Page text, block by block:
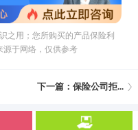
之用；您所购买的产品保险利
源于网络，仅供参考
下一篇：保险公司拒...